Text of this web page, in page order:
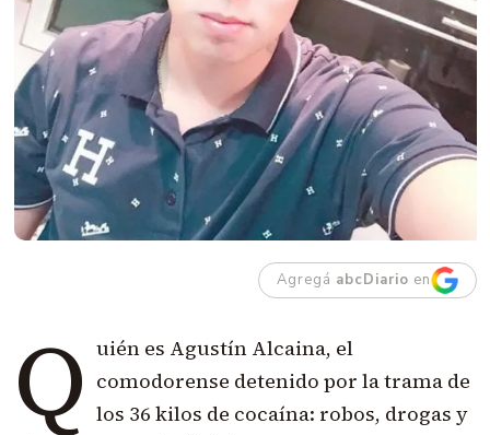
Agregá abcDiario en
Q uién es Agustín Alcaina, el
comodorense detenido por la trama de
los 36 kilos de cocaína: robos, drogas y